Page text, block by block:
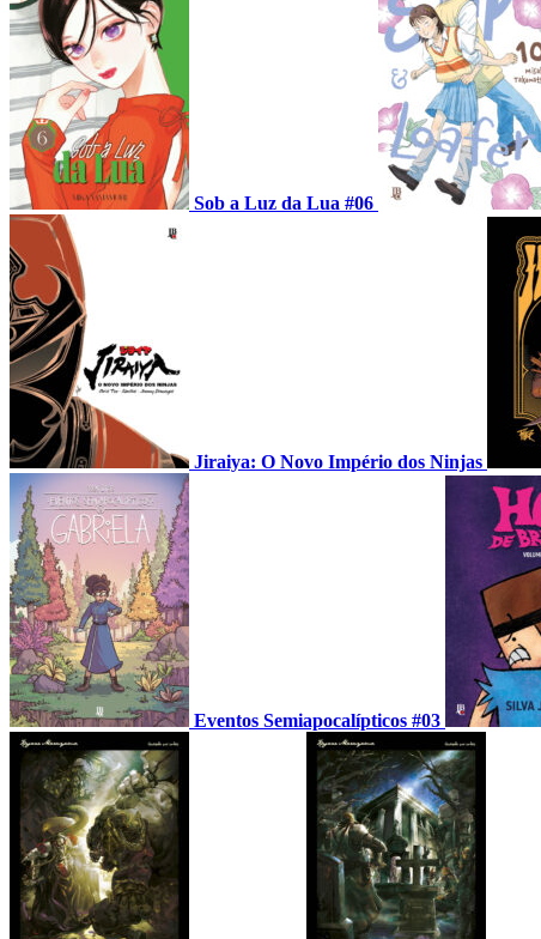
Sob a Luz da Lua #06
Jiraiya: O Novo Império dos Ninjas
Eventos Semiapocalípticos #03